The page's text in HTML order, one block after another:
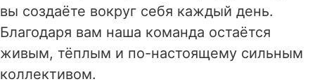
вы создаёте вокруг себя каждый день.
Благодаря вам наша команда остаётся
живым, тёплым и по-настоящему сильным
коллективом.